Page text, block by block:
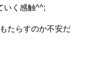
いく感触^^;
たらすのか不安だ